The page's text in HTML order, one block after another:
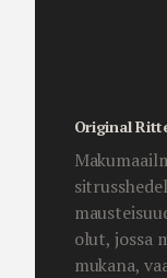
Original
olut, jossa
mukana,